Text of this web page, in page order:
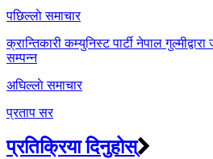
Post
navigation
पछिल्लाे समाचार
क्रान्तिकारी कम्युनिस्ट पार्टी नेपाल
सम्पन्न
अघिल्लाे समाचार
प्रताप सर
प्रतिक्रिया दिनुहोस्